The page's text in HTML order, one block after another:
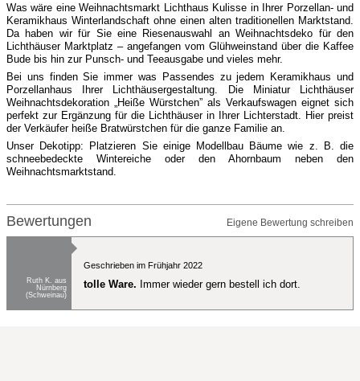
Was wäre eine Weihnachtsmarkt Lichthaus Kulisse in Ihrer Porzellan- und
Keramikhaus Winterlandschaft ohne einen alten traditionellen Marktstand.
Da haben wir für Sie eine Riesenauswahl an Weihnachtsdeko für den
Lichthäuser Marktplatz – angefangen vom Glühweinstand über die Kaffee
Bude bis hin zur Punsch- und Teeausgabe und vieles mehr.
Bei uns finden Sie immer was Passendes zu jedem Keramikhaus und
Porzellanhaus Ihrer Lichthäusergestaltung. Die Miniatur Lichthäuser
Weihnachtsdekoration „Heiße Würstchen” als Verkaufswagen eignet sich
perfekt zur Ergänzung für die Lichthäuser in Ihrer Lichterstadt. Hier preist
der Verkäufer heiße Bratwürstchen für die ganze Familie an.
Unser Dekotipp: Platzieren Sie einige Modellbau Bäume wie z. B. die
schneebedeckte Wintereiche oder den Ahornbaum neben den
Weihnachtsmarktstand.
Bewertungen Eigene Bewertung schreiben
Ruth K. aus
Nürnberg
(Schweinau)
Geschrieben im Frühjahr 2022
tolle Ware. Immer wieder gern bestell ich dort.